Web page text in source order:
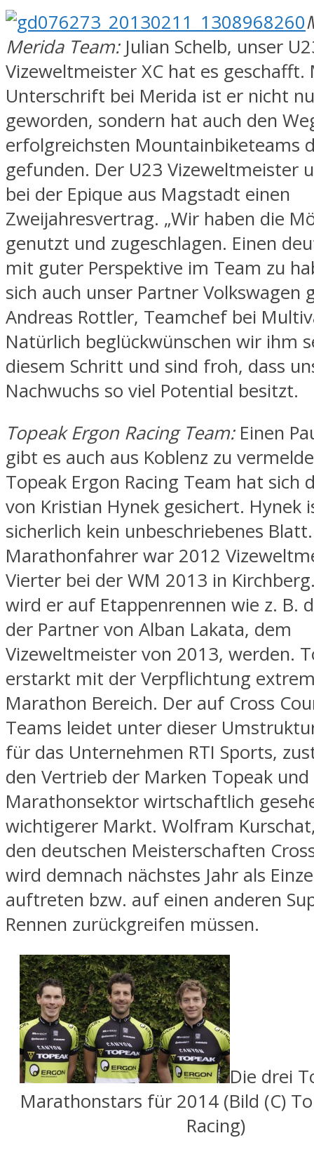
Merida Team:Julian Schelb, unser
Vizeweltmeister XC hat es geschafft.
Unterschrift bei Merida ist er nicht
geworden, sondern hat auch den
erfolgreichsten Mountainbiketeams
gefunden. Der U23 Vizeweltmeister
bei der Epique aus Magstadt einen
Zweijahresvertrag. „Wir haben die
genutzt und zugeschlagen. Einen
mit guter Perspektive im Team zu
sich auch unser Partner Volkswagen
Andreas Rottler, Teamchef bei
Natürlich beglückwünschen wir ihm
diesem Schritt und sind froh, dass
Nachwuchs so viel Potential besitzt.
Topeak Ergon Racing Team: Einen
gibt es auch aus Koblenz zu
Topeak Ergon Racing Team hat sich
von Kristian Hynek gesichert. Hynek
sicherlich kein unbeschriebenes
Marathonfahrer war 2012
Vierter bei der WM 2013 in
wird er auf Etappenrennen wie z. B.
der Partner von Alban Lakata, dem
Vizeweltmeister von 2013, werden.
erstarkt mit der Verpflichtung
Marathon Bereich. Der auf Cross
Teams leidet unter dieser
für das Unternehmen RTI Sports,
den Vertrieb der Marken Topeak
Marathonsektor wirtschaftlich
wichtigerer Markt. Wolfram
den deutschen Meisterschaften
wird demnach nächstes Jahr als
auftreten bzw. auf einen anderen
Rennen zurückgreifen müssen.
Die drei
Marathonstars für 2014 (Bild (C)
Racing)